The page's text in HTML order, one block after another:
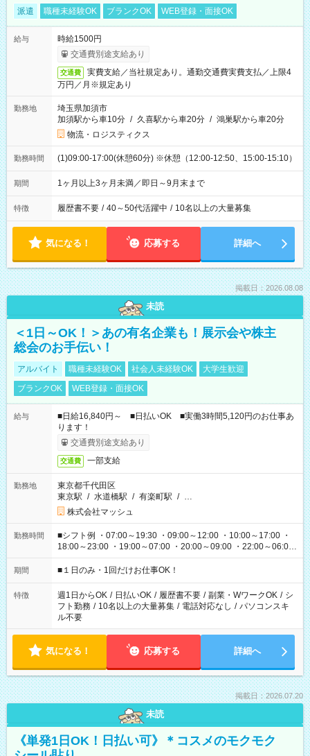
派遣 職種未経験OK ブランクOK WEB登録・面接OK
給与
時給1500円
交通費別途支給あり
交通費
実費支給／当社規定あり。通勤交通費実費支払／上限4
万円／月※規定あり
勤務地
埼玉県加須市
加須駅から車10分 / 久喜駅から車20分 / 鴻巣駅から車20分
物流・ロジスティクス
勤務時間 (1)09:00-17:00(休憩60分) ※休憩（12:00-12:50、15:00-15:10）
期間 1ヶ月以上3ヶ月未満／即日～9月末まで
特徴 履歴書不要 / 40～50代活躍中 / 10名以上の大量募集
気になる！ 応募する 詳細へ
掲載日：2026.08.08
未読
＜1日～OK！＞あの有名企業も！展示会や株主
総会のお手伝い！
アルバイト 職種未経験OK 社会人未経験OK
大学生歓迎
ブランクOK
WEB登録・面接OK
給与
■日給16,840円～ ■日払いOK ■実働3時間5,120円のお仕事あ
ります！
交通費別途支給あり
交通費 一部支給
勤務地
東京都千代田区
東京駅 / 水道橋駅 / 有楽町駅 / …
株式会社マッシュ
勤務時間
■シフト例 ・07:00～19:30 ・09:00～12:00 ・10:00～17:00 ・
18:00～23:00 ・19:00～07:00 ・20:00～09:00 ・22:00～06:00
etc ★最短で3時間で5,120円のお仕事から 15時間で2万円近く稼
げるお仕事も！ ご希望のお時間に合わせてご紹介！ ※シフトは
ください！
期間 ■１日のみ・1回だけお仕事OK！
特徴 週1日からOK / 日払いOK / 履歴書不要 / 副業・WワークOK / シ
フト勤務 / 10名以上の大量募集 / 電話対応なし / パソコンスキ
ル不要
気になる！ 応募する 詳細へ
掲載日：2026.07.20
未読
《単発1日OK！日払い可》＊コスメのモクモク